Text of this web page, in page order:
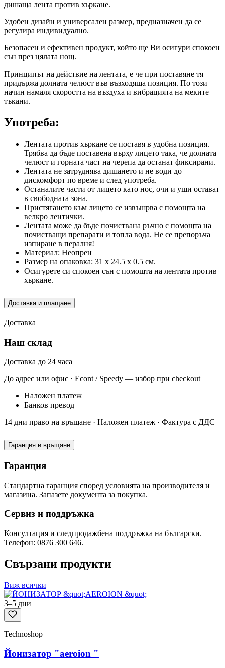
дишаща лента против хъркане.
Удобен дизайн и универсален размер, предназначен да се
регулира индивидуално.
Безопасен и ефективен продукт, който ще Ви осигури спокоен
сън през цялата нощ.
Принципът на действие на лентата, е че при поставяне тя
придържа долната челюст във възходяща позиция. По този
начин намаля скоростта на въздуха и вибрацията на меките
тъкани.
Употреба:
Лентата против хъркане се поставя в удобна позиция.
Трябва да бъде поставена върху лицето така, че долната
челюст и горната част на черепа да останат фиксирани.
Лентата не затруднява дишането и не води до
дискомфорт по време и след употреба.
Останалите части от лицето като нос, очи и уши остават
в свободната зона.
Пристягането към лицето се извъшрва с помощта на
велкро лентички.
Лентата може да бъде почиствана ръчно с помощта на
почистващи препарати и топла вода. Не се препоръча
изпиране в пералня!
Материал: Неопрен
Размер на опаковка: 31 x 24.5 x 0.5 см.
Осигурете си спокоен сън с помощта на лентата против
хъркане.
Доставка и плащане
Доставка
Наш склад
Доставка до 24 часа
До адрес или офис · Econt / Speedy — избор при checkout
Наложен платеж
Банков превод
14 дни право на връщане · Наложен платеж · Фактура с ДДС
Гаранция и връщане
Гаранция
Стандартна гаранция според условията на производителя и
магазина. Запазете документа за покупка.
Сервиз и поддръжка
Консултация и следпродажбена поддръжка на български.
Телефон: 0876 300 646.
Свързани продукти
Виж всички
3–5 дни
Technoshop
Йонизатор "aeroion "